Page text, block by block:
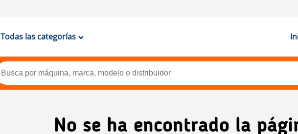
Todas las categorías
No se ha encontrado la